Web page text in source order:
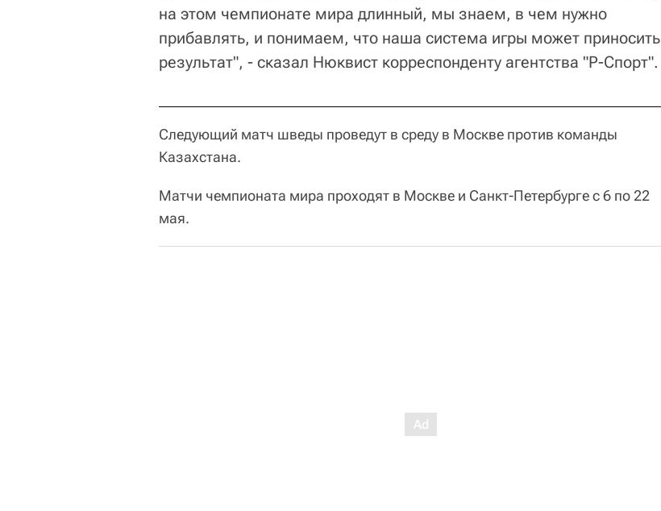
на этом чемпионате мира длинный, мы знаем, в чем нужно
прибавлять, и понимаем, что наша система игры может приносить
результат", - сказал Нюквист корреспонденту агентства "Р-Спорт".
Следующий матч шведы проведут в среду в Москве против команды
Казахстана.
Матчи чемпионата мира проходят в Москве и Санкт-Петербурге с 6 по 22
мая.